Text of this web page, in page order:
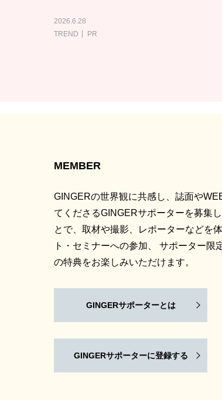
2026.6.28
TREND
PR
MEMBER
GINGERの世界観に共感し、誌面や
てくださるGINGERサポーターを募集
とで、取材や撮影、レポーターなどを
ト・セミナーへの参加、 サポーター限
の特典をお楽しみいただけます。
GINGERサポーターとは
GINGERサポーターに登録する